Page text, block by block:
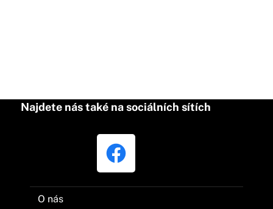
Najdete nás také na sociálních sítích
O nás